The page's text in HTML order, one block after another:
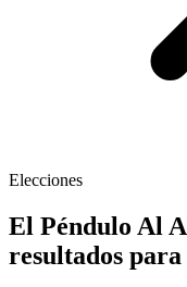
Elecciones
El Péndulo Al
resultados